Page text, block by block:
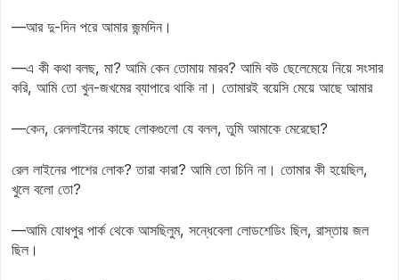
—আর দু-দিন পরে আমার জন্মদিন।
—এ কী কথা বলছ, মা? আমি কেন তোমায় মারব? আমি বউ ছেলেমেয়ে নিয়ে সংসার
করি, আমি তো খুন-জখমের ব্যাপারে থাকি না। তোমারই বয়েসি মেয়ে আছে আমার
—কেন, রেললাইনের কাছে লোকগুলো যে বলল, তুমি আমাকে মেরেছো?
রেল লাইনের পাশের লোক? তারা কারা? আমি তো চিনি না। তোমার কী হয়েছিল,
খুলে বলো তো?
—আমি যোধপুর পার্ক থেকে আসছিলুম, সন্ধেবেলা লোডশেডিং ছিল, রাস্তায় জল
ছিল।